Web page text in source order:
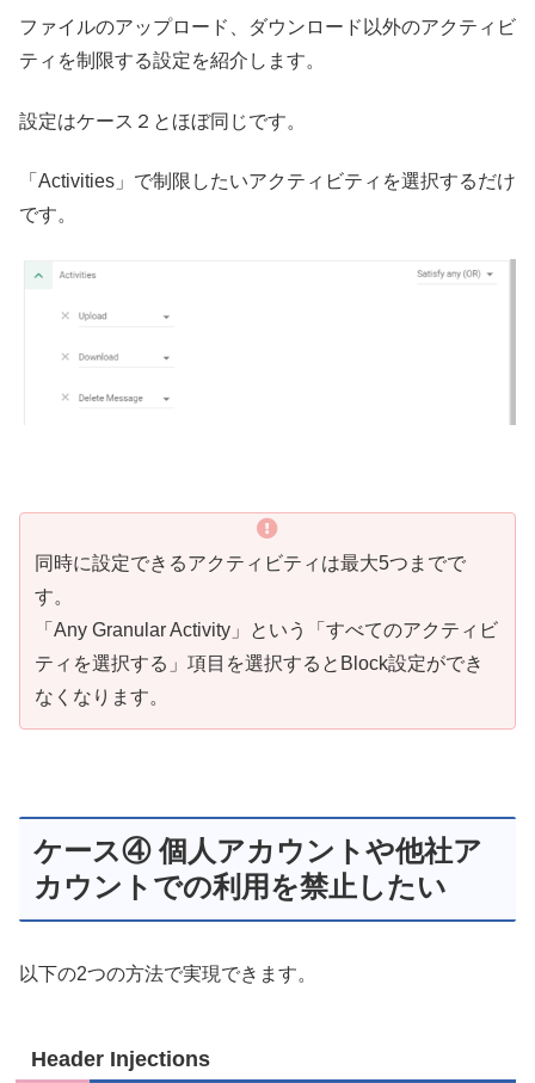
ファイルのアップロード、ダウンロード以外のアクティビ
ティを制限する設定を紹介します。
設定はケース２とほぼ同じです。
「Activities」で制限したいアクティビティを選択するだけ
です。
同時に設定できるアクティビティは最大5つまでで
す。
「Any Granular Activity」という「すべてのアクティビ
ティを選択する」項目を選択するとBlock設定ができ
なくなります。
ケース④ 個人アカウントや他社ア
カウントでの利用を禁止したい
以下の2つの方法で実現できます。
Header Injections